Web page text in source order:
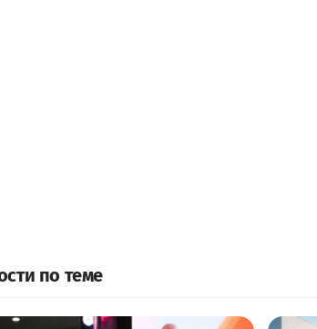
по теме